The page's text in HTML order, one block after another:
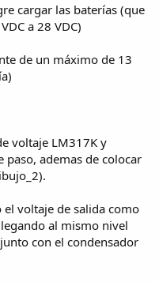
cargar las baterías (que
a 28 VDC)
de un máximo de 13
voltaje LM317K y
paso, ademas de colocar
el voltaje de salida como
al mismo nivel
con el condensador